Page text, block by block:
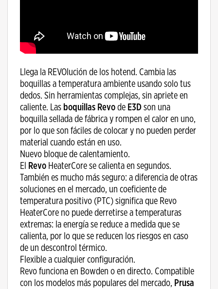
Llega la REVOlución de los hotend. Cambia las
boquillas a temperatura ambiente usando solo tus
dedos. Sin herramientas complejas, sin apriete en
caliente. Las boquillas Revo de E3D son una
boquilla sellada de fábrica y rompen el calor en uno,
por lo que son fáciles de colocar y no pueden perder
material cuando están en uso.
Nuevo bloque de calentamiento.
El Revo HeaterCore se calienta en segundos.
También es mucho más seguro: a diferencia de otras
soluciones en el mercado, un coeficiente de
temperatura positivo (PTC) significa que Revo
HeaterCore no puede derretirse a temperaturas
extremas: la energía se reduce a medida que se
calienta, por lo que se reducen los riesgos en caso
de un descontrol térmico.
Flexible a cualquier configuración.
Revo funciona en Bowden o en directo. Compatible
con los modelos más populares del mercado, Prusa